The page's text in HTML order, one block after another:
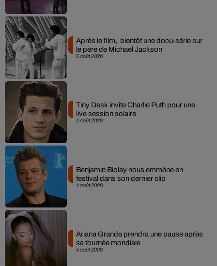
5 août 2026
Après le film, bientôt une docu-série sur
le père de Michael Jackson
4 août 2026
Tiny Desk invite Charlie Puth pour une
live session solaire
4 août 2026
Benjamin Biolay nous emmène en
festival dans son dernier clip
4 août 2026
Ariana Grande prendra une pause après
sa tournée mondiale